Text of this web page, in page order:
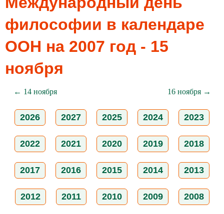
философии в календаре
ООН на 2007 год - 15
ноября
← 14 ноября 16 ноября →
2026 2027 2025 2024 2023
2022 2021 2020 2019 2018
2017 2016 2015 2014 2013
2012 2011 2010 2009 2008